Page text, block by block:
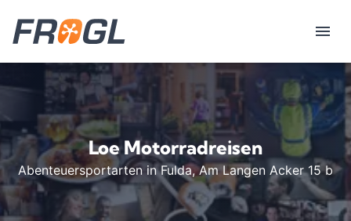
Loe Motorradreisen
Abenteuersportarten in Fulda, Am Langen Acker 15 b